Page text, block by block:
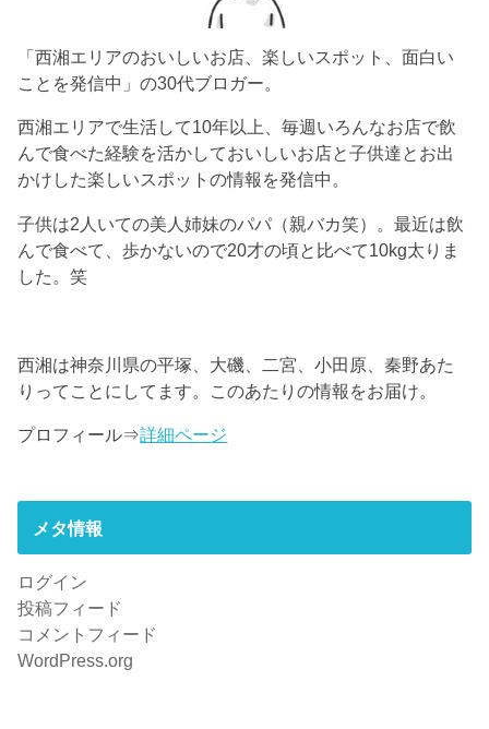
「西湘エリアのおいしいお店、楽しいスポット、面白い
ことを発信中」の30代ブロガー。
西湘エリアで生活して10年以上、毎週いろんなお店で飲
んで食べた経験を活かしておいしいお店と子供達とお出
かけした楽しいスポットの情報を発信中。
子供は2人いての美人姉妹のパパ（親バカ笑）。最近は飲
んで食べて、歩かないので20才の頃と比べて10kg太りま
した。笑
西湘は神奈川県の平塚、大磯、二宮、小田原、秦野あた
りってことにしてます。このあたりの情報をお届け。
プロフィール⇒詳細ページ
メタ情報
ログイン
投稿フィード
コメントフィード
WordPress.org